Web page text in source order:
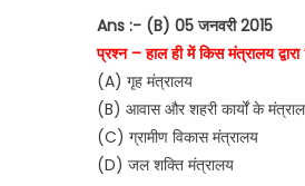
Ans :- (B) 05 जनवरी 2015
प्रश्न – हाल ही में किस मंत्रालय
(A) गृह मंत्रालय
(B) आवास और शहरी कार्यों के
(C) ग्रामीण विकास मंत्रालय
(D) जल शक्ति मंत्रालय